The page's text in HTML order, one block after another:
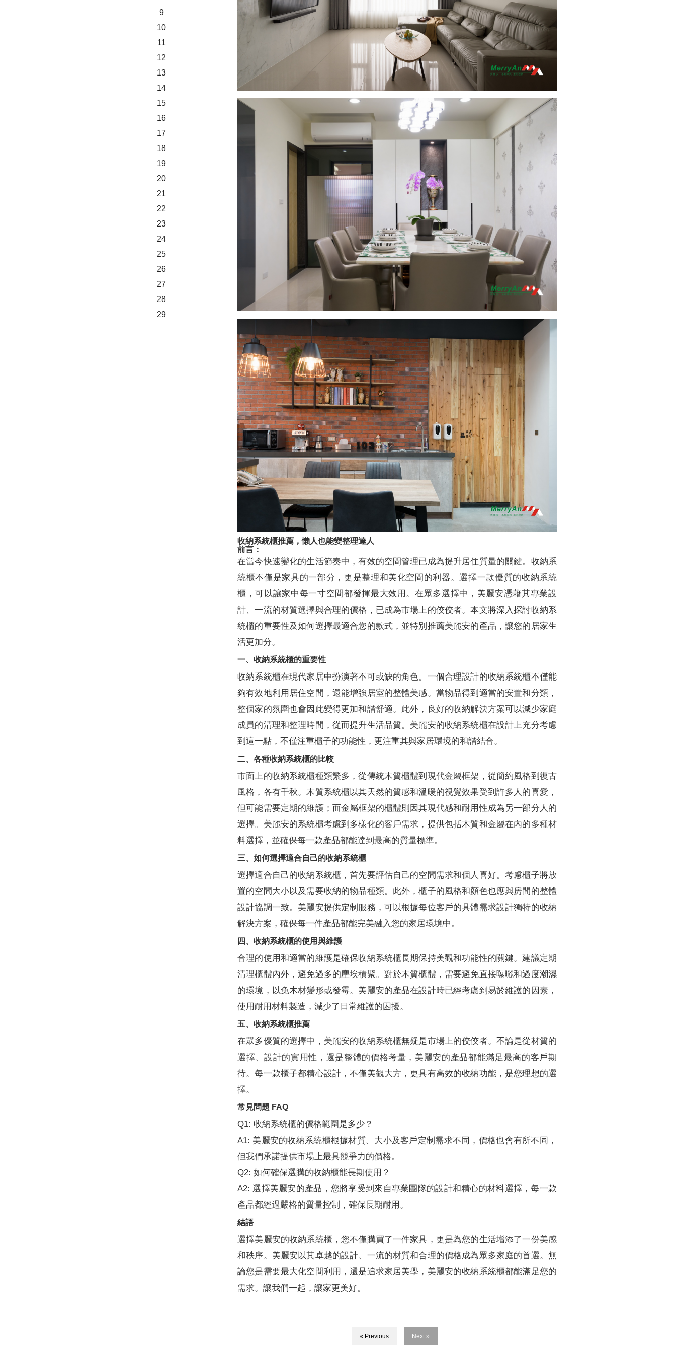
9
10
11
12
13
14
15
16
17
18
19
20
21
22
23
24
25
26
27
28
29
收納系統櫃推薦，懶人也能變整理達人
前言：
在當今快速變化的生活節奏中，有效的空間管理已成為提升居住質量的關鍵。收納系
統櫃不僅是家具的一部分，更是整理和美化空間的利器。選擇一款優質的收納系統
櫃，可以讓家中每一寸空間都發揮最大效用。在眾多選擇中，美麗安憑藉其專業設
計、一流的材質選擇與合理的價格，已成為市場上的佼佼者。本文將深入探討收納系
統櫃的重要性及如何選擇最適合您的款式，並特別推薦美麗安的產品，讓您的居家生
活更加分。
一、收納系統櫃的重要性
收納系統櫃在現代家居中扮演著不可或缺的角色。一個合理設計的收納系統櫃不僅能
夠有效地利用居住空間，還能增強居室的整體美感。當物品得到適當的安置和分類，
整個家的氛圍也會因此變得更加和諧舒適。此外，良好的收納解決方案可以減少家庭
成員的清理和整理時間，從而提升生活品質。美麗安的收納系統櫃在設計上充分考慮
到這一點，不僅注重櫃子的功能性，更注重其與家居環境的和諧結合。
二、各種收納系統櫃的比較
市面上的收納系統櫃種類繁多，從傳統木質櫃體到現代金屬框架，從簡約風格到復古
風格，各有千秋。木質系統櫃以其天然的質感和溫暖的視覺效果受到許多人的喜愛，
但可能需要定期的維護；而金屬框架的櫃體則因其現代感和耐用性成為另一部分人的
選擇。美麗安的系統櫃考慮到多樣化的客戶需求，提供包括木質和金屬在內的多種材
料選擇，並確保每一款產品都能達到最高的質量標準。
三、如何選擇適合自己的收納系統櫃
選擇適合自己的收納系統櫃，首先要評估自己的空間需求和個人喜好。考慮櫃子將放
置的空間大小以及需要收納的物品種類。此外，櫃子的風格和顏色也應與房間的整體
設計協調一致。美麗安提供定制服務，可以根據每位客戶的具體需求設計獨特的收納
解決方案，確保每一件產品都能完美融入您的家居環境中。
四、收納系統櫃的使用與維護
合理的使用和適當的維護是確保收納系統櫃長期保持美觀和功能性的關鍵。建議定期
清理櫃體內外，避免過多的塵埃積聚。對於木質櫃體，需要避免直接曝曬和過度潮濕
的環境，以免木材變形或發霉。美麗安的產品在設計時已經考慮到易於維護的因素，
使用耐用材料製造，減少了日常維護的困擾。
五、收納系統櫃推薦
在眾多優質的選擇中，美麗安的收納系統櫃無疑是市場上的佼佼者。不論是從材質的
選擇、設計的實用性，還是整體的價格考量，美麗安的產品都能滿足最高的客戶期
待。每一款櫃子都精心設計，不僅美觀大方，更具有高效的收納功能，是您理想的選
擇。
常見問題 FAQ
Q1: 收納系統櫃的價格範圍是多少？
A1: 美麗安的收納系統櫃根據材質、大小及客戶定制需求不同，價格也會有所不同，
但我們承諾提供市場上最具競爭力的價格。
Q2: 如何確保選購的收納櫃能長期使用？
A2: 選擇美麗安的產品，您將享受到來自專業團隊的設計和精心的材料選擇，每一款
產品都經過嚴格的質量控制，確保長期耐用。
結語
選擇美麗安的收納系統櫃，您不僅購買了一件家具，更是為您的生活增添了一份美感
和秩序。美麗安以其卓越的設計、一流的材質和合理的價格成為眾多家庭的首選。無
論您是需要最大化空間利用，還是追求家居美學，美麗安的收納系統櫃都能滿足您的
需求。讓我們一起，讓家更美好。
« Previous Next »